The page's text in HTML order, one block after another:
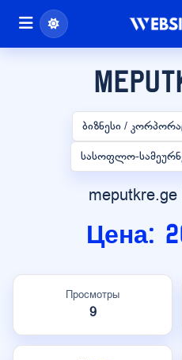
ბიზნესი /
სასოფლო-
Цена:
Просмотры
9